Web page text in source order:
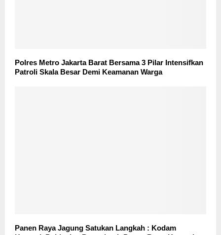
Polres Metro Jakarta Barat Bersama 3 Pilar Intensifkan
Patroli Skala Besar Demi Keamanan Warga
Panen Raya Jagung Satukan Langkah : Kodam